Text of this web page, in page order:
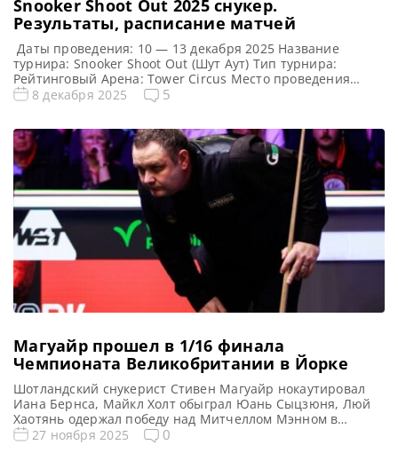
Snooker Shoot Out 2025 cнукер.
Результаты, расписание матчей
Даты проведения: 10 — 13 декабря 2025 Название
турнира: Snooker Shoot Out (Шут Аут) Тип турнира:
Рейтинговый Арена: Tower Circus Место проведения
(населенный пункт, город, страна): Блэкпул, Англия
более 10 минут, в течении первых 5-ти минут на удар
отводится не более […]
8 декабря 2025 5
Магуайр прошел в 1/16 финала
Чемпионата Великобритании в Йорке
Шотландский снукерист Стивен Магуайр нокаутировал
Иана Бернса, Майкл Холт обыграл Юань Сыцзюня, Люй
Хаотянь одержал победу над Митчеллом Мэнном в
четвертом раунде квалификации на Чемпионате
27 ноября 2025 0